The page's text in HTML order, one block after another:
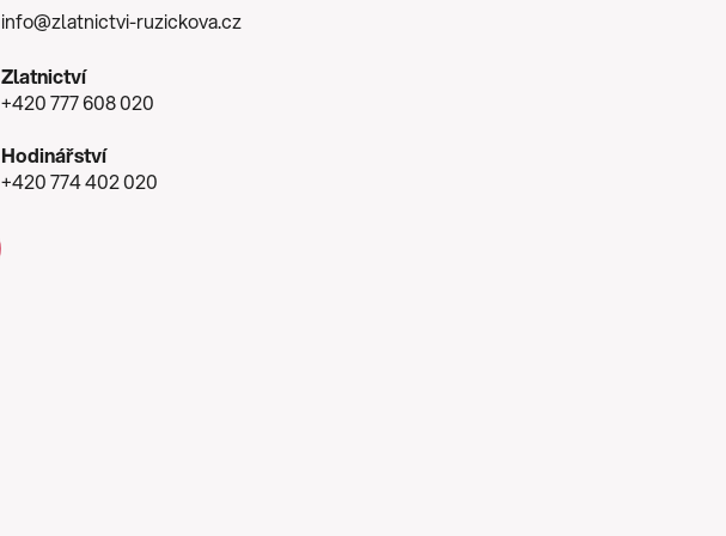
info@zlatnictvi-ruzickova.cz
Zlatnictví
+420 777 608 020
Hodinářství
+420 774 402 020